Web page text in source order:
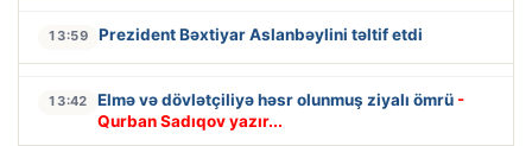
13:59 Prezident Bəxtiyar Aslanbəylini təltif etdi
13:42 Elmə və dövlətçiliyə həsr olunmuş ziyalı ömrü -
Qurban Sadıqov yazır...